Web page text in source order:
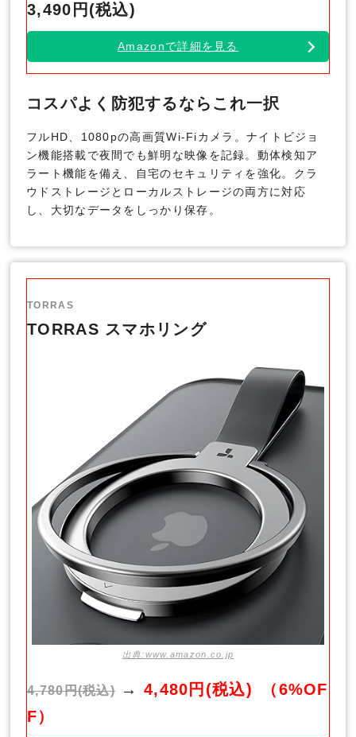
3,490円(税込)
Amazonで詳細を見る
コスパよく防犯するならこれ一択
フルHD、1080pの高画質Wi-Fiカメラ。ナイトビジョ
ン機能搭載で夜間でも鮮明な映像を記録。動体検知ア
ラート機能を備え、自宅のセキュリティを強化。クラ
ウドストレージとローカルストレージの両方に対応
し、大切なデータをしっかり保存。
TORRAS
TORRAS スマホリング
出典:www.amazon.co.jp
4,780円(税込) → 4,480円(税込)
（6%OF
F）